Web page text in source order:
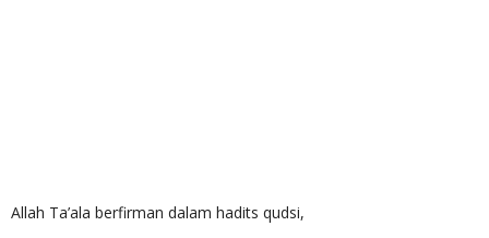
Allah Ta’ala berfirman dalam hadits qudsi,